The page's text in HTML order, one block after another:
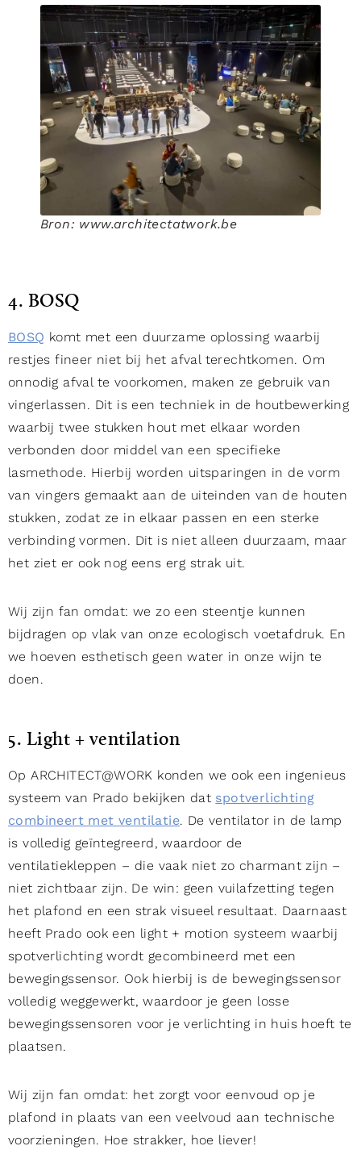
Bron: www.architectatwork.be
4. BOSQ
BOSQ komt met een duurzame oplossing waarbij
restjes fineer niet bij het afval terechtkomen. Om
onnodig afval te voorkomen, maken ze gebruik van
vingerlassen. Dit is een techniek in de houtbewerking
waarbij twee stukken hout met elkaar worden
verbonden door middel van een specifieke
lasmethode. Hierbij worden uitsparingen in de vorm
van vingers gemaakt aan de uiteinden van de houten
stukken, zodat ze in elkaar passen en een sterke
verbinding vormen. Dit is niet alleen duurzaam, maar
het ziet er ook nog eens erg strak uit.
Wij zijn fan omdat: we zo een steentje kunnen
bijdragen op vlak van onze ecologisch voetafdruk. En
we hoeven esthetisch geen water in onze wijn te
doen.
5. Light + ventilation
Op ARCHITECT@WORK konden we ook een ingenieus
systeem van Prado bekijken dat spotverlichting
combineert met ventilatie. De ventilator in de lamp
is volledig geïntegreerd, waardoor de
ventilatiekleppen – die vaak niet zo charmant zijn –
niet zichtbaar zijn. De win: geen vuilafzetting tegen
het plafond en een strak visueel resultaat. Daarnaast
heeft Prado ook een light + motion systeem waarbij
spotverlichting wordt gecombineerd met een
bewegingssensor. Ook hierbij is de bewegingssensor
volledig weggewerkt, waardoor je geen losse
bewegingssensoren voor je verlichting in huis hoeft te
plaatsen.
Wij zijn fan omdat: het zorgt voor eenvoud op je
plafond in plaats van een veelvoud aan technische
voorzieningen. Hoe strakker, hoe liever!